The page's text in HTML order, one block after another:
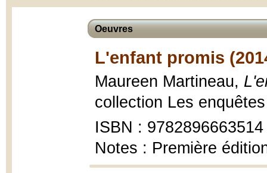
Oeuvres
L'enfant promis
Maureen Martineau,
collection Les
ISBN : 9782896663514
Notes : Première